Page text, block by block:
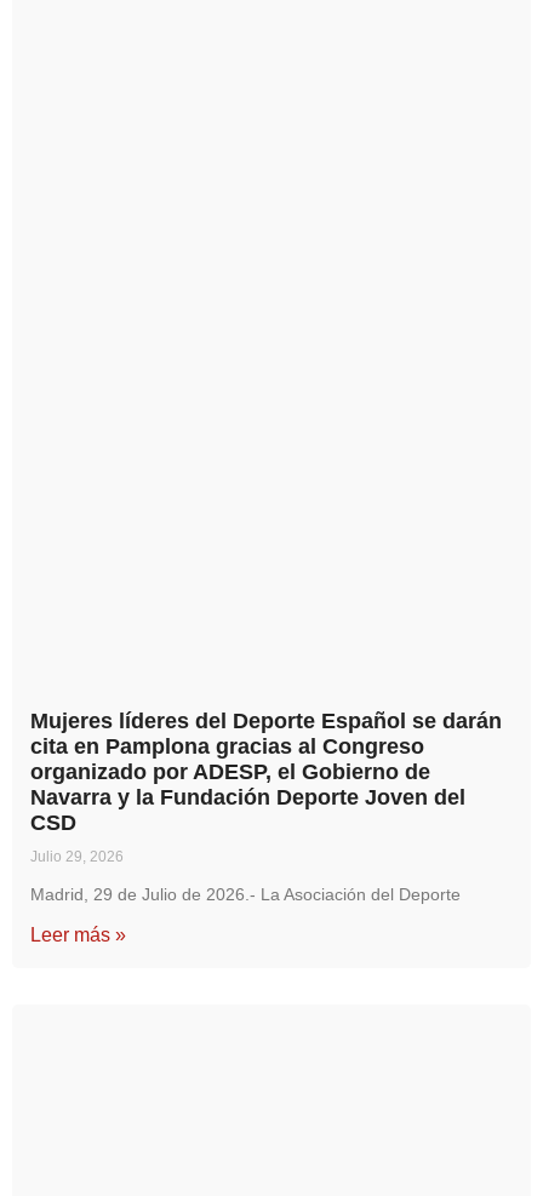
Mujeres líderes del Deporte Español se darán
cita en Pamplona gracias al Congreso
organizado por ADESP, el Gobierno de
Navarra y la Fundación Deporte Joven del
CSD
Julio 29, 2026
Madrid, 29 de Julio de 2026.- La Asociación del Deporte
Leer más »